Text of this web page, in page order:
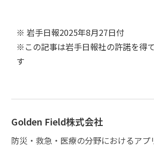
※ 岩手日報2025年8月27日付
※この記事は岩手日報社の許諾を得
す
Golden Field株式会社
防災・救急・医療の分野におけるアプ